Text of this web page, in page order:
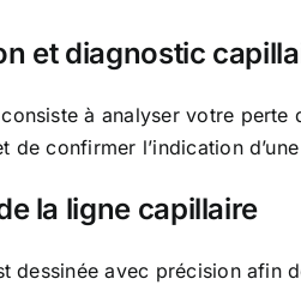
et diagnostic
à analyser votre
de confirmer l’indication
la ligne capillaire
dessinée avec précision afin